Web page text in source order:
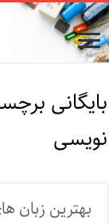
بایگانی
نویسی
بهترین زبان